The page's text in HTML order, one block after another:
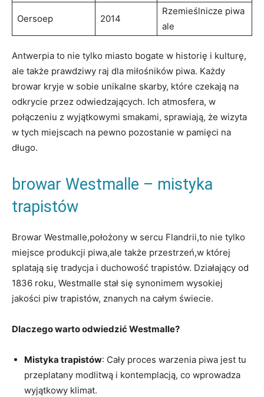
Oersoep 2014
Rzemieślnicze piwa
ale
Antwerpia to nie tylko miasto bogate w historię ‍i kulturę,
ale‍ także prawdziwy raj dla miłośników piwa. Każdy
browar ​kryje w ⁣sobie unikalne skarby, które czekają na ​
odkrycie przez odwiedzających.‍ Ich atmosfera, w‍
połączeniu ‍z wyjątkowymi⁣ smakami, sprawiają, że wizyta​
w⁤ tych ⁤miejscach ‍na pewno⁣ pozostanie​ w‍ pamięci na‌
długo.
browar Westmalle – mistyka
trapistów
Browar Westmalle,położony w sercu Flandrii,to ⁤nie tylko⁢
miejsce ⁤produkcji piwa,ale także przestrzeń,w której
splatają⁣ się tradycja ‌i duchowość trapistów. Działający od
‌1836‍ roku, Westmalle stał⁢ się synonimem ⁣wysokiej
jakości piw trapistów, znanych‍ na całym świecie.
Dlaczego warto odwiedzić Westmalle?
Mistyka trapistów:‍ Cały⁢ proces⁢ warzenia ⁤piwa jest⁤ tu‍
przeplatany ⁢modlitwą i kontemplacją,⁣ co wprowadza
⁣wyjątkowy ‍klimat.